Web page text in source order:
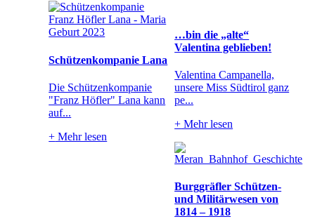
Schützenkompanie Lana
Die Schützenkompanie
"Franz Höfler" Lana kann
auf...
+ Mehr lesen
…bin die „alte“
Valentina geblieben!
Valentina Campanella,
unsere Miss Südtirol ganz
pe...
+ Mehr lesen
Burggräfler Schützen-
und Militärwesen von
1814 – 1918